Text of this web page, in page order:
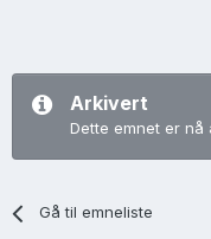
Arkivert
Dette emnet er
Gå til emneliste